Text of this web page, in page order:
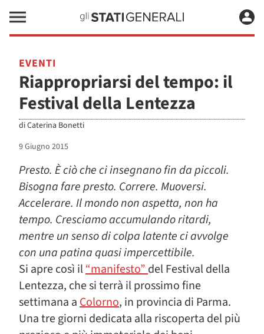
EVENTI
Riappropriarsi del tempo: il
Festival della Lentezza
diCaterina Bonetti
9 Giugno 2015
Presto. È ciò che ci insegnano fin da piccoli.
Bisogna fare presto. Correre. Muoversi.
Accelerare. Il mondo non aspetta, non ha
tempo. Cresciamo accumulando ritardi,
mentre un senso di colpa latente ci avvolge
con una patina quasi impercettibile.
Si apre così il“manifesto”del Festival della
Lentezza, che si terrà il prossimo fine
settimana aColorno, in provincia di Parma.
Una tre giorni dedicata alla riscoperta del più